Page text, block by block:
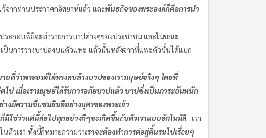
จากท่านประกาศกอิสยาห์แล้ว และพันธกิจของพระองค์ก็คือการนำ
อบพิธีจะทำรายการบาปต่างๆของประชาชน และในขณะ
ป็นการวางบาปลงบนตัวแพะ แล้วนั้นหลังจากที่แพะตัวนั้นได้แบก
ที่ว่าพระองค์ได้ทรงลบล้างบาปของเรามนุษย์จริงๆ โดยที่
ไป เมื่อเรามนุษย์ได้รับการอภัยบาปแล้ว บาปซึ่งเป็นภาระอันหนัก
างมีความชื่นชมยินดีอย่างบุตรของพระเจ้า
มิใช่ว่าแต่นี้ต่อไปทุกอย่างดีๆจะเกิดขึ้นกับตัวเราแบบอัตโนมัติ…เรา
ตัวเรา ทั้งนี้ก็หมายความว่าเราจะต้องทำการต่อสู่ดิ้นรนไปเรื่อยๆ